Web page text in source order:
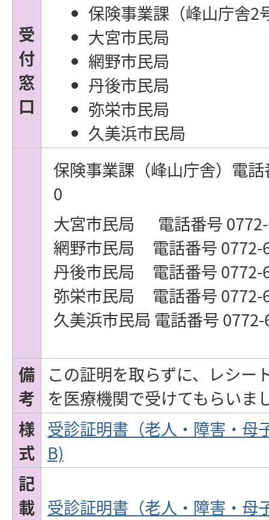
受
付
窓
口
保険事業課（峰山庁舎2
大宮市民局
網野市民局
丹後市民局
弥栄市民局
久美浜市民局
保険事業課（峰山庁舎）電
0
大宮市民局 電話番号
網野市民局 電話番号 0772-
丹後市民局 電話番号 0772-
弥栄市民局 電話番号 0772-
久美浜市民局 電話番号
備
考
この証明を取らずに、レシー
を医療機関で受けてもらいま
様
式
受診証明書（老人・障害・母
B)
記
載 受診証明書（老人・障害・母